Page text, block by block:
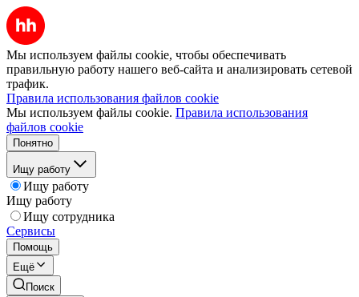
Мы используем файлы cookie, чтобы обеспечивать
правильную работу нашего веб-сайта и анализировать сетевой
трафик.
Правила использования файлов cookie
Мы используем файлы cookie. Правила использования
файлов cookie
Понятно
Ищу работу
Ищу работу
Ищу работу
Ищу сотрудника
Сервисы
Помощь
Ещё
Поиск